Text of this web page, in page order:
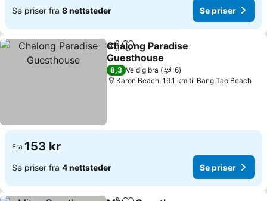
Se priser fra 8 nettsteder Se priser
Del Legg til i favoritter
Chalong Paradise
Guesthouse
Se priser
8,3 Veldig bra
6
Karon Beach, 19.1 km til Bang Tao Beach
Fra 153 kr
Se priser fra 4 nettsteder Se priser